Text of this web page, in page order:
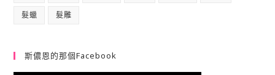
髮蠟 髮雕
斯儂恩的那個Facebook